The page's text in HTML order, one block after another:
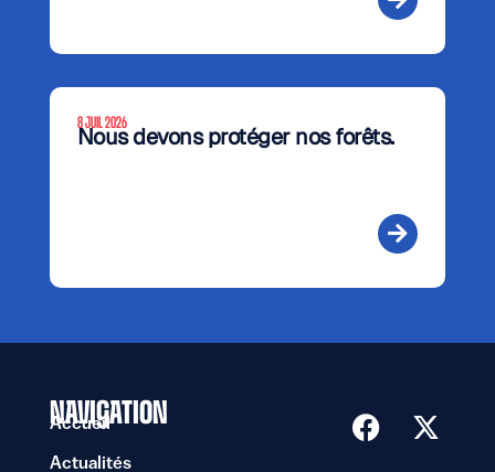
8 JUIL 2026
Nous devons protéger nos forêts.
NAVIGATION
Accueil
Actualités